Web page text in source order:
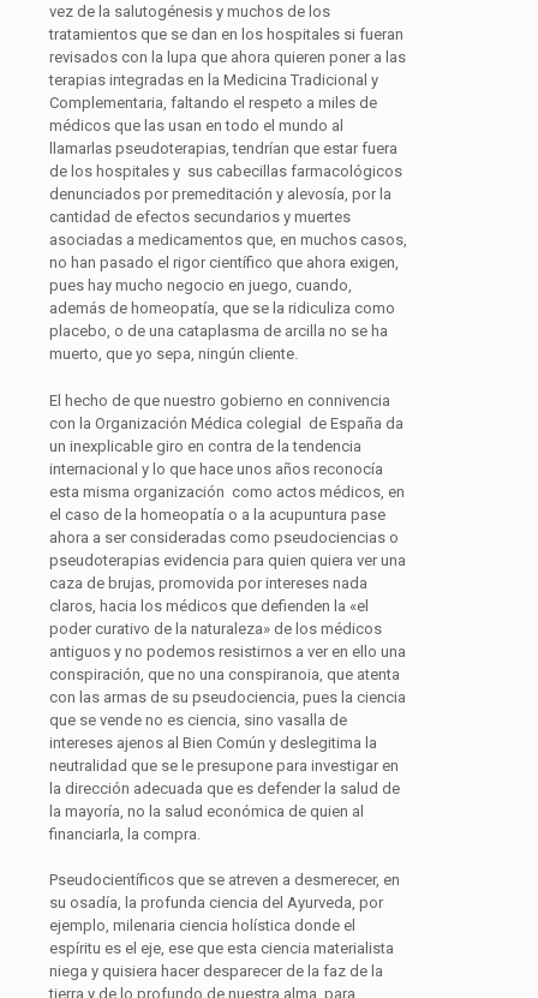
vez de la salutogénesis y muchos de los
tratamientos que se dan en los hospitales si fueran
revisados con la lupa que ahora quieren poner a las
terapias integradas en la Medicina Tradicional y
Complementaria, faltando el respeto a miles de
médicos que las usan en todo el mundo al
llamarlas pseudoterapias, tendrían que estar fuera
de los hospitales y sus cabecillas farmacológicos
denunciados por premeditación y alevosía, por la
cantidad de efectos secundarios y muertes
asociadas a medicamentos que, en muchos casos,
no han pasado el rigor científico que ahora exigen,
pues hay mucho negocio en juego, cuando,
además de homeopatía, que se la ridiculiza como
placebo, o de una cataplasma de arcilla no se ha
muerto, que yo sepa, ningún cliente.
El hecho de que nuestro gobierno en connivencia
con la Organización Médica colegial de España da
un inexplicable giro en contra de la tendencia
internacional y lo que hace unos años reconocía
esta misma organización como actos médicos, en
el caso de la homeopatía o a la acupuntura pase
ahora a ser consideradas como pseudociencias o
pseudoterapias evidencia para quien quiera ver una
caza de brujas, promovida por intereses nada
claros, hacia los médicos que defienden la «el
poder curativo de la naturaleza» de los médicos
antiguos y no podemos resistirnos a ver en ello una
conspiración, que no una conspiranoia, que atenta
con las armas de su pseudociencia, pues la ciencia
que se vende no es ciencia, sino vasalla de
intereses ajenos al Bien Común y deslegitima la
neutralidad que se le presupone para investigar en
la dirección adecuada que es defender la salud de
la mayoría, no la salud económica de quien al
financiarla, la compra.
Pseudocientíficos que se atreven a desmerecer, en
su osadía, la profunda ciencia del Ayurveda, por
ejemplo, milenaria ciencia holística donde el
espíritu es el eje, ese que esta ciencia materialista
niega y quisiera hacer desparecer de la faz de la
tierra y de lo profundo de nuestra alma, para